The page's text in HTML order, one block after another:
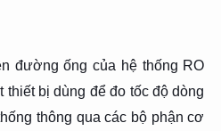
đường ống của hệ thống RO
thiết bị dùng để đo tốc độ dòng
thông qua các bộ phận cơ